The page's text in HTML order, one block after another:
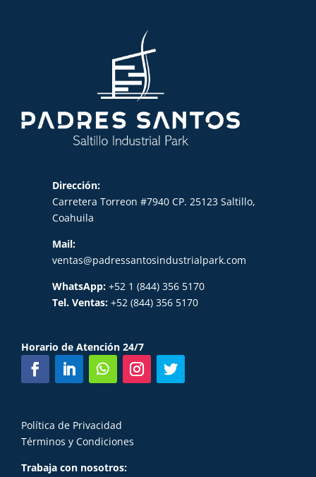
Dirección:
Carretera Torreon #7940 CP. 25123 Saltillo,
Coahuila
Mail:
ventas@padressantosindustrialpark.com
WhatsApp: +52 1 (844) 356 5170
Tel. Ventas: +52 (844) 356 5170
Horario de Atención 24/7
Política de Privacidad
Términos y Condiciones
Trabaja con nosotros: